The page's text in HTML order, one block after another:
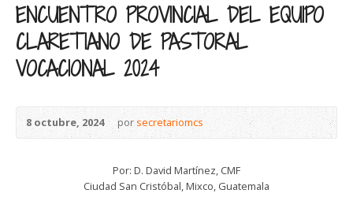
ENCUENTRO PROVINCIAL DEL EQUIPO
CLARETIANO DE PASTORAL
VOCACIONAL 2024
8 octubre, 2024 porsecretariomcs
Por: D. David Martínez, CMF
Ciudad San Cristóbal, Mixco, Guatemala